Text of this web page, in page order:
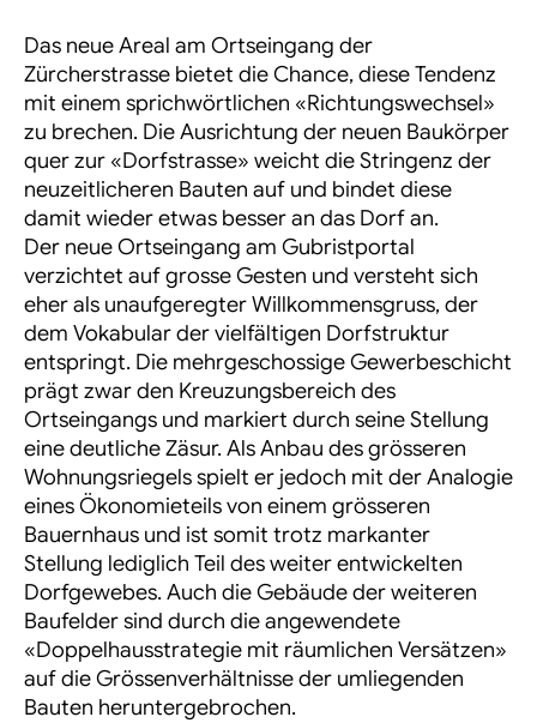
Das neue Areal am Ortseingang der
Zürcherstrasse bietet die Chance, diese Tendenz
mit einem sprichwörtlichen «Richtungswechsel»
zu brechen. Die Ausrichtung der neuen Baukörper
quer zur «Dorfstrasse» weicht die Stringenz der
neuzeitlicheren Bauten auf und bindet diese
damit wieder etwas besser an das Dorf an.
Der neue Ortseingang am Gubristportal
verzichtet auf grosse Gesten und versteht sich
eher als unaufgeregter Willkommensgruss, der
dem Vokabular der vielfältigen Dorfstruktur
entspringt. Die mehrgeschossige Gewerbeschicht
prägt zwar den Kreuzungsbereich des
Ortseingangs und markiert durch seine Stellung
eine deutliche Zäsur. Als Anbau des grösseren
Wohnungsriegels spielt er jedoch mit der Analogie
eines Ökonomieteils von einem grösseren
Bauernhaus und ist somit trotz markanter
Stellung lediglich Teil des weiter entwickelten
Dorfgewebes. Auch die Gebäude der weiteren
Baufelder sind durch die angewendete
«Doppelhausstrategie mit räumlichen Versätzen»
auf die Grössenverhältnisse der umliegenden
Bauten heruntergebrochen.